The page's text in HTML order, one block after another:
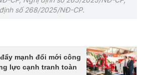
số 268/2025/NĐ-CP.
mạnh đổi mới công
lực cạnh tranh toàn